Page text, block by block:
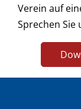
Verein auf
Sprechen Sie